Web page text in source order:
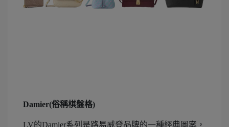
Damier(俗稱棋盤格)
LV的Damier系列是路易威登品牌的一種經典圖案，